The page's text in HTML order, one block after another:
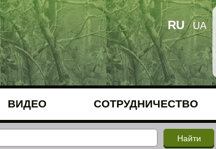
RU UA
ВИДЕО СОТРУДНИЧЕСТВО